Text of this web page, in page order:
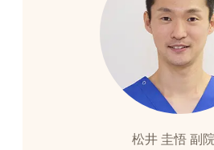
松井 圭悟 副